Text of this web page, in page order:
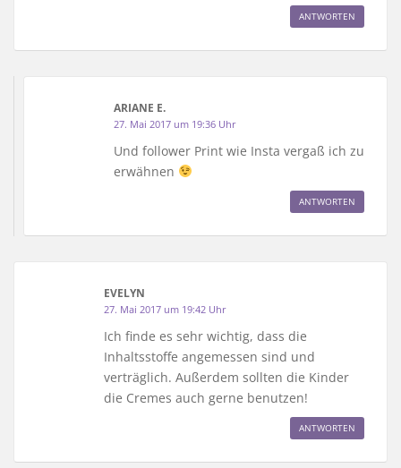
ANTWORTEN
ARIANE E.
27. Mai 2017 um 19:36 Uhr
Und follower Print wie Insta vergaß ich zu
erwähnen
ANTWORTEN
EVELYN
27. Mai 2017 um 19:42 Uhr
Ich finde es sehr wichtig, dass die
Inhaltsstoffe angemessen sind und
verträglich. Außerdem sollten die Kinder
die Cremes auch gerne benutzen!
ANTWORTEN